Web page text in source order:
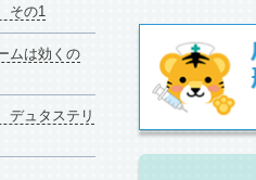
その1
ムは効くの
デュタステリ